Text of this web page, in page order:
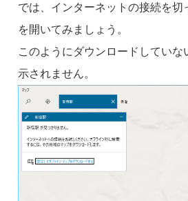
では、インターネットの接続を切
を開いてみましょう。
このようにダウンロードしていな
示されません。